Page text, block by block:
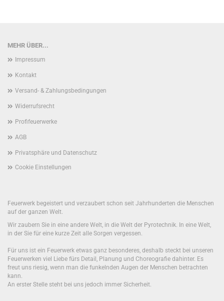
MEHR ÜBER...
Impressum
Kontakt
Versand- & Zahlungsbedingungen
Widerrufsrecht
Profifeuerwerke
AGB
Privatsphäre und Datenschutz
Cookie Einstellungen
Feuerwerk begeistert und verzaubert schon seit Jahrhunderten die Menschen
auf der ganzen Welt.
Wir zaubern Sie in eine andere Welt, in die Welt der Pyrotechnik. In eine Welt,
in der Sie für eine kurze Zeit alle Sorgen vergessen.
Für uns ist ein Feuerwerk etwas ganz besonderes, deshalb steckt bei unseren
Feuerwerken viel Liebe fürs Detail, Planung und Choreografie dahinter. Es
freut uns riesig, wenn man die funkelnden Augen der Menschen betrachten
kann.
An erster Stelle steht bei uns jedoch immer Sicherheit.